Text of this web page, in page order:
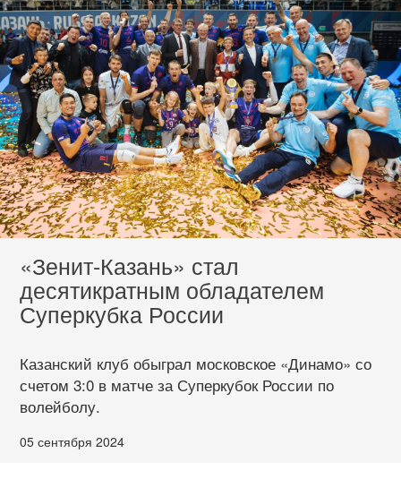
«Зенит-Казань» стал
десятикратным обладателем
Суперкубка России
Казанский клуб обыграл московское «Динамо» со
счетом 3:0 в матче за Суперкубок России по
волейболу.
05 сентября 2024